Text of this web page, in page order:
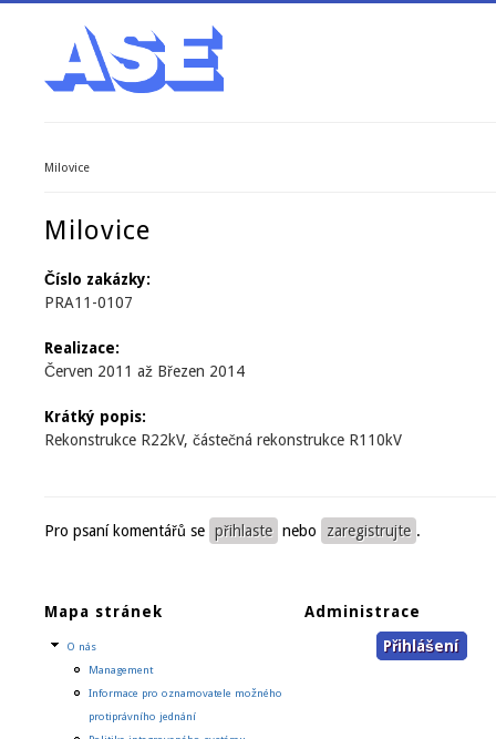
Milovice
Milovice
Číslo zakázky:
PRA11-0107
Realizace:
Červen 2011 až Březen 2014
Krátký popis:
Rekonstrukce R22kV, částečná rekonstrukce R110kV
Pro psaní komentářů se přihlaste nebo zaregistrujte .
Mapa stránek
O nás
Management
Informace pro oznamovatele možného
protiprávního jednání
Administrace
Přihlášení